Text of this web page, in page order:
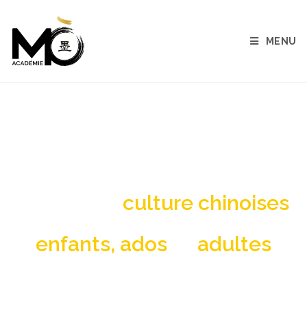
MENU
culture chinoises
enfants, ados
adultes